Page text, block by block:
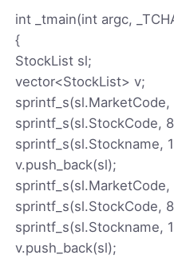
int _tmain(int argc,
{
StockList sl;
vector<StockList> v;
sprintf_s(sl.MarketCode,
sprintf_s(sl.StockCode,
sprintf_s(sl.Stockname,
v.push_back(sl);
sprintf_s(sl.MarketCode,
sprintf_s(sl.StockCode,
sprintf_s(sl.Stockname,
v.push_back(sl);